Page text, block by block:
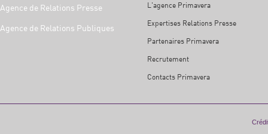
Agence de Relations Presse
Agence de Relations Publiques
L'agence Primavera
Expertises Relations Presse
Partenaires Primavera
Recrutement
Contacts Primavera